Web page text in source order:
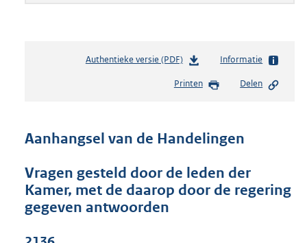
Authentieke versie (PDF)b
s
d
r
Informatie
Printen Delen
Aanhangsel van de Handelingen
Vragen gesteld door de leden der
Kamer, met de daarop door de regering
gegeven antwoorden